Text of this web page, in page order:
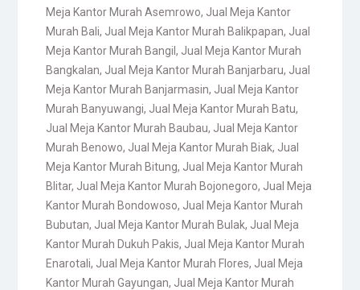
Meja Kantor Murah Asemrowo, Jual Meja Kantor
Murah Bali, Jual Meja Kantor Murah Balikpapan, Jual
Meja Kantor Murah Bangil , Jual Meja Kantor Murah
Bangkalan, Jual Meja Kantor Murah Banjarbaru, Jual
Meja Kantor Murah Banjarmasin, Jual Meja Kantor
Murah Banyuwangi, Jual Meja Kantor Murah Batu,
Jual Meja Kantor Murah Baubau, Jual Meja Kantor
Murah Benowo, Jual Meja Kantor Murah Biak, Jual
Meja Kantor Murah Bitung, Jual Meja Kantor Murah
Blitar, Jual Meja Kantor Murah Bojonegoro, Jual Meja
Kantor Murah Bondowoso, Jual Meja Kantor Murah
Bubutan, Jual Meja Kantor Murah Bulak, Jual Meja
Kantor Murah Dukuh Pakis, Jual Meja Kantor Murah
Enarotali, Jual Meja Kantor Murah Flores, Jual Meja
Kantor Murah Gayungan, Jual Meja Kantor Murah